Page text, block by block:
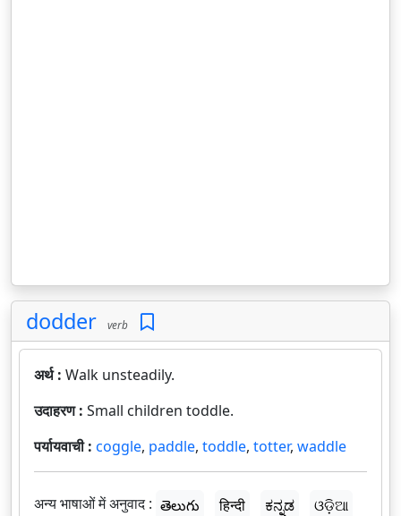
dodder verb
अर्थ : Walk unsteadily.
उदाहरण : Small children toddle.
पर्यायवाची : coggle, paddle, toddle, totter, waddle
अन्य भाषाओं में अनुवाद : తెలుగు हिन्दी ಕನ್ನಡ
ଓଡ଼ିଆ